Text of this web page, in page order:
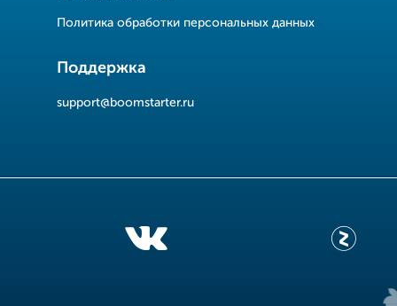
Политика обработки персональных данных
Поддержка
support@boomstarter.ru